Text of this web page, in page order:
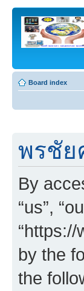
Board index
พรชัย
By
“us”,
by the
the